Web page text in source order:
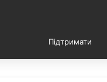
Підтримати